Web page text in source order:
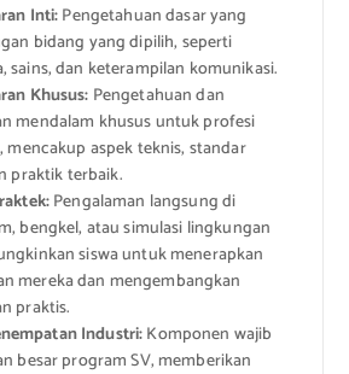
Inti:Pengetahuan dasar yang
bidang yang dipilih, seperti
sains, dan keterampilan komunikasi.
Khusus: Pengetahuan dan
mendalam khusus untuk profesi
mencakup aspek teknis, standar
praktik terbaik.
Pengalaman langsung di
bengkel, atau simulasi lingkungan
siswa untuk menerapkan
mereka dan mengembangkan
praktis.
Industri:Komponen wajib
besar program SV, memberikan